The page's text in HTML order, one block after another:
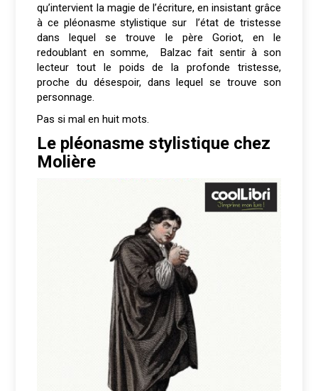
qu’intervient la magie de l’écriture, en insistant grâce
à ce pléonasme stylistique sur l’état de tristesse
dans lequel se trouve le père Goriot, en le
redoublant en somme, Balzac fait sentir à son
lecteur tout le poids de la profonde tristesse,
proche du désespoir, dans lequel se trouve son
personnage.
Pas si mal en huit mots.
Le pléonasme stylistique chez
Molière